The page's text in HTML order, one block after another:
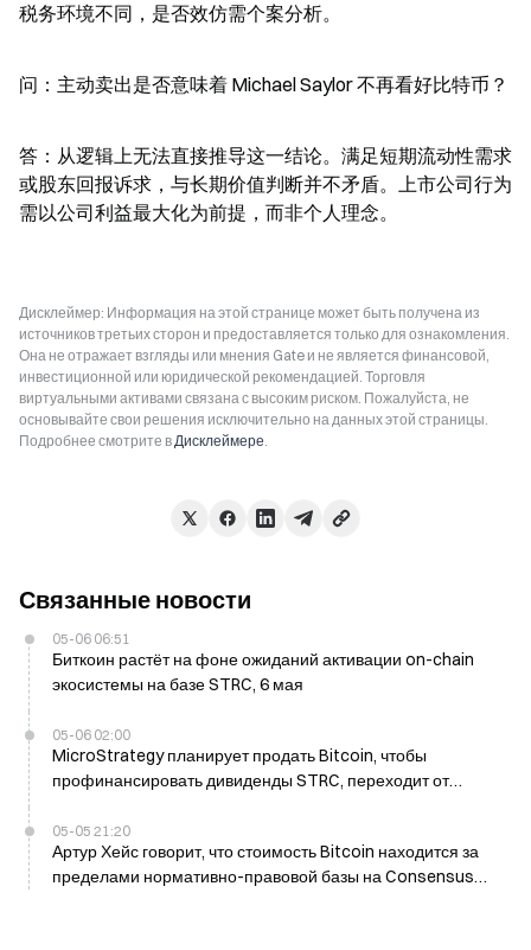
税务环境不同，是否效仿需个案分析。
问：主动卖出是否意味着 Michael Saylor 不再看好比特币？
答：从逻辑上无法直接推导这一结论。满足短期流动性需求
或股东回报诉求，与长期价值判断并不矛盾。上市公司行为
需以公司利益最大化为前提，而非个人理念。
Дисклеймер: Информация на этой странице может быть получена из
источников третьих сторон и предоставляется только для ознакомления.
Она не отражает взгляды или мнения Gate и не является финансовой,
инвестиционной или юридической рекомендацией. Торговля
виртуальными активами связана с высоким риском. Пожалуйста, не
основывайте свои решения исключительно на данных этой страницы.
Подробнее смотрите вДисклеймере.
Связанные новости
05-06 06:51
Биткоин растёт на фоне ожиданий активации on-chain
экосистемы на базе STRC, 6 мая
05-06 02:00
MicroStrategy планирует продать Bitcoin, чтобы
профинансировать дивиденды STRC, переходит от
05-05 21:20
Артур Хейс говорит, что стоимость Bitcoin находится за
пределами нормативно-правовой базы на Consensus